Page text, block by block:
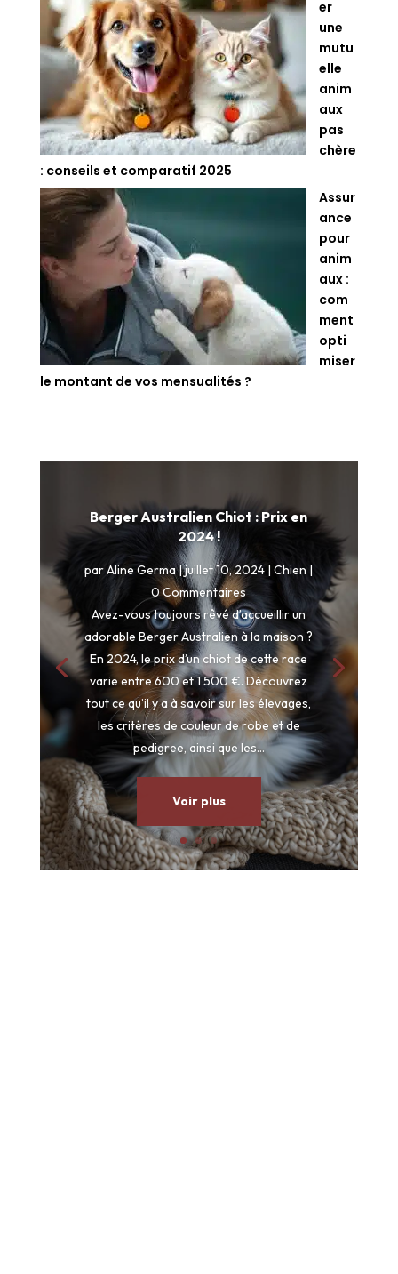
er
une
mutu
elle
anim
aux
pas
chère
: conseils et comparatif 2025
Assur
ance
pour
anim
aux :
com
ment
opti
miser
le montant de vos mensualités ?
Berger Australien Chiot : Prix en
2024 !
parAline Germa|juillet 10, 2024|Chien |
0 Commentaires
Avez-vous toujours rêvé d’accueillir un
adorable Berger Australien à la maison ?
En 2024, le prix d’un chiot de cette race
varie entre 600 et 1 500 €. Découvrez
tout ce qu’il y a à savoir sur les élevages,
les critères de couleur de robe et de
pedigree, ainsi que les...
Voir plus